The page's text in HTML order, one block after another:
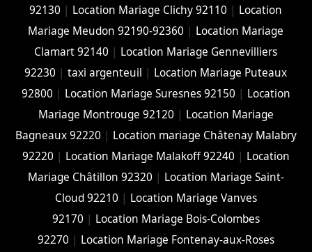
92130 | Location Mariage Clichy 92110 | Location
Mariage Meudon 92190-92360 | Location Mariage
Clamart 92140 | Location Mariage Gennevilliers
92230 |taxi argenteuil | Location Mariage Puteaux
92800 | Location Mariage Suresnes 92150 | Location
Mariage Montrouge 92120 | Location Mariage
Bagneaux 92220 | Location mariage Châtenay Malabry
92220 | Location Mariage Malakoff 92240 | Location
Mariage Châtillon 92320 | Location Mariage Saint-
Cloud 92210 | Location Mariage Vanves
92170 | Location Mariage Bois-Colombes
92270 | Location Mariage Fontenay-aux-Roses